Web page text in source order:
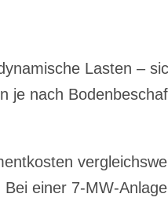
Lasten –
je nach
einer 7-MW-